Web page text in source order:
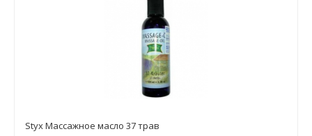
Styx Массажное масло 37 трав